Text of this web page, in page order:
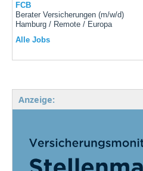
FCB
Berater Versicherungen (m/w/d)
Hamburg / Remote / Europa
Alle Jobs
Anzeige: